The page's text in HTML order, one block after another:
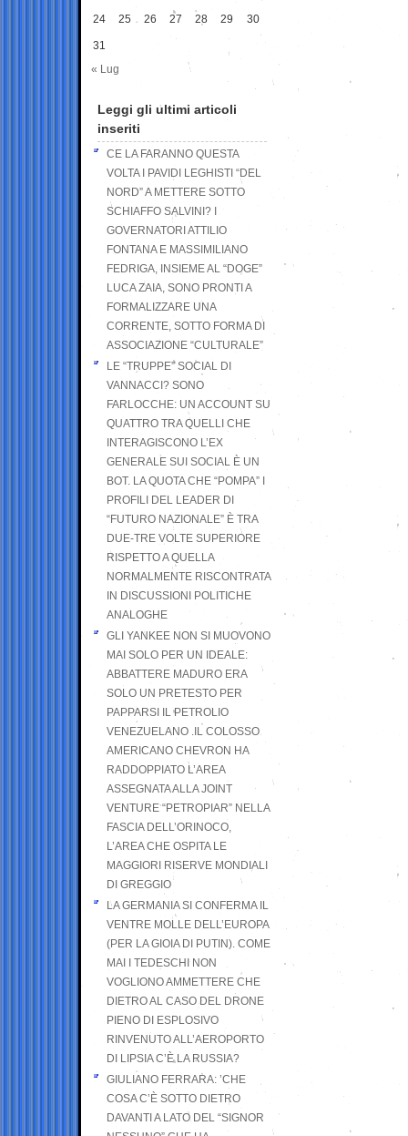
24 25 26 27 28 29 30
31
« Lug
Leggi gli ultimi articoli
inseriti
CE LA FARANNO QUESTA
VOLTA I PAVIDI LEGHISTI “DEL
NORD” A METTERE SOTTO
SCHIAFFO SALVINI? I
GOVERNATORI ATTILIO
FONTANA E MASSIMILIANO
FEDRIGA, INSIEME AL “DOGE”
LUCA ZAIA, SONO PRONTI A
FORMALIZZARE UNA
CORRENTE, SOTTO FORMA DI
ASSOCIAZIONE “CULTURALE”
LE “TRUPPE” SOCIAL DI
VANNACCI? SONO
FARLOCCHE: UN ACCOUNT SU
QUATTRO TRA QUELLI CHE
INTERAGISCONO L’EX
GENERALE SUI SOCIAL È UN
BOT. LA QUOTA CHE “POMPA” I
PROFILI DEL LEADER DI
“FUTURO NAZIONALE” È TRA
DUE-TRE VOLTE SUPERIORE
RISPETTO A QUELLA
NORMALMENTE RISCONTRATA
IN DISCUSSIONI POLITICHE
ANALOGHE
GLI YANKEE NON SI MUOVONO
MAI SOLO PER UN IDEALE:
ABBATTERE MADURO ERA
SOLO UN PRETESTO PER
PAPPARSI IL PETROLIO
VENEZUELANO .IL COLOSSO
AMERICANO CHEVRON HA
RADDOPPIATO L’AREA
ASSEGNATA ALLA JOINT
VENTURE “PETROPIAR” NELLA
FASCIA DELL’ORINOCO,
L’AREA CHE OSPITA LE
MAGGIORI RISERVE MONDIALI
DI GREGGIO
LA GERMANIA SI CONFERMA IL
VENTRE MOLLE DELL’EUROPA
(PER LA GIOIA DI PUTIN). COME
MAI I TEDESCHI NON
VOGLIONO AMMETTERE CHE
DIETRO AL CASO DEL DRONE
PIENO DI ESPLOSIVO
RINVENUTO ALL’AEROPORTO
DI LIPSIA C’È LA RUSSIA?
GIULIANO FERRARA: ’CHE
COSA C’È SOTTO DIETRO
DAVANTI A LATO DEL “SIGNOR